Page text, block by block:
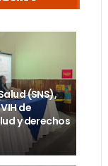
(SNS),
de
y derechos